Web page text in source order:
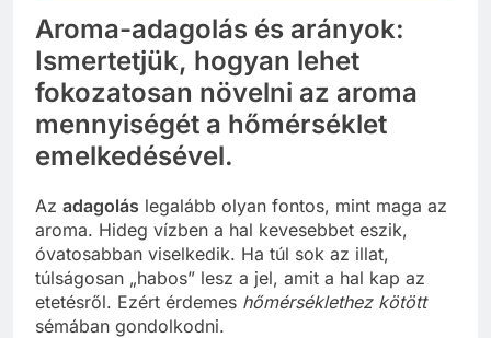
Aroma-adagolás és arányok:
Ismertetjük, hogyan lehet
fokozatosan növelni az aroma
mennyiségét a hőmérséklet
emelkedésével.
Az adagolás legalább olyan fontos, mint maga az
aroma. Hideg vízben a hal kevesebbet eszik,
óvatosabban viselkedik. Ha túl sok az illat,
túlságosan „habos” lesz a jel, amit a hal kap az
etetésről. Ezért érdemes hőmérséklethez kötött
sémában gondolkodni.